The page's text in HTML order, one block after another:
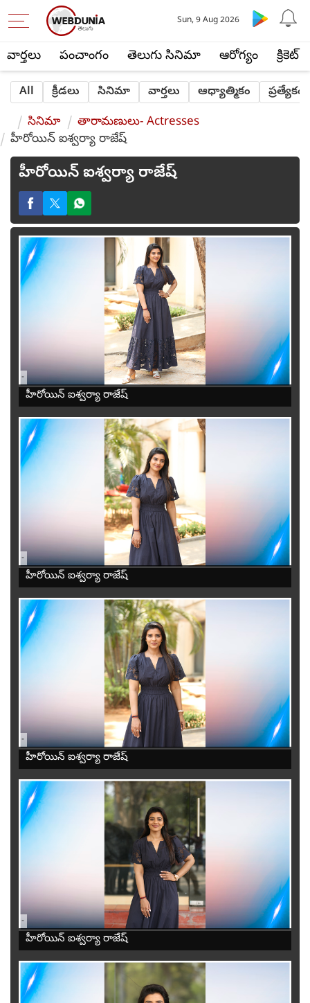
వార్తలు పంచాంగం తెలుగు సినిమా ఆరోగ్యం క్రికెట్
Sun, 9 Aug 2026
All క్రీడలు సినిమా వార్తలు ఆధ్యాత్మికం ప్రత్యేకం
సినిమా
తారామణులు- Actresses
హీరోయిన్ ఐశ్వర్యా రాజేష్
హీరోయిన్ ఐశ్వర్యా రాజేష్
-
హీరోయిన్ ఐశ్వర్యా రాజేష్
-
హీరోయిన్ ఐశ్వర్యా రాజేష్
-
హీరోయిన్ ఐశ్వర్యా రాజేష్
-
హీరోయిన్ ఐశ్వర్యా రాజేష్